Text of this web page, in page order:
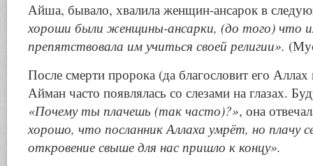
Айша, бывало, хвалила женщин-ансарок в
хороши были женщины-ансарки, (до того) что
препятствовала им учиться своей религии».
После смерти пророка (да благословит его Аллах
Айман часто появлялась со слезами на глазах.
«Почему ты плачешь (так часто)?», она
хорошо, что посланник Аллаха умрёт, но плачу
откровение свыше для нас пришло к концу».